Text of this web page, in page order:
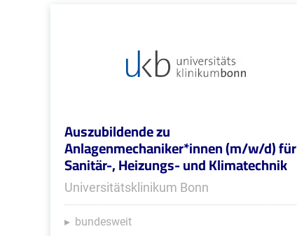
Auszubildende zu
Anlagenmechaniker*innen (m/w/d) für
Sanitär-, Heizungs- und Klimatechnik
Universitätsklinikum Bonn
bundesweit